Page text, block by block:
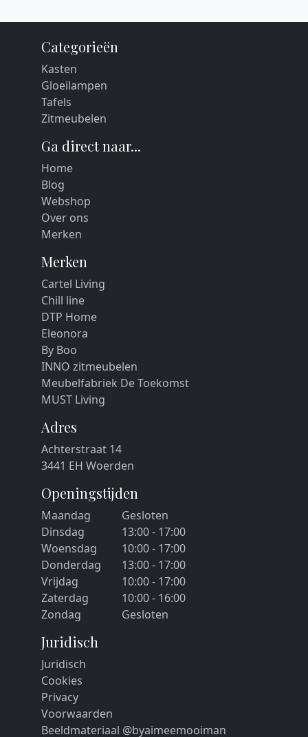
Categorieën
Kasten
Gloeilampen
Tafels
Zitmeubelen
Ga direct naar...
Home
Blog
Webshop
Over ons
Merken
Merken
Cartel Living
Chill line
DTP Home
Eleonora
By Boo
INNO zitmeubelen
Meubelfabriek De Toekomst
MUST Living
Adres
Achterstraat 14
3441 EH Woerden
Openingstijden
Maandag
Gesloten
Dinsdag
13:00 - 17:00
Woensdag
10:00 - 17:00
Donderdag
13:00 - 17:00
Vrijdag
10:00 - 17:00
Zaterdag
10:00 - 16:00
Zondag
Gesloten
Juridisch
Juridisch
Cookies
Privacy
Voorwaarden
Beeldmateriaal @byaimeemooiman